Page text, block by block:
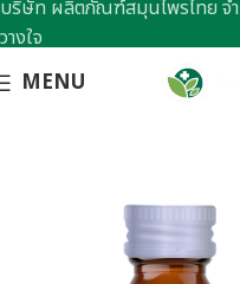
MENU
บริษัท ผลิตภัณฑ์สมุนไพรไทย จ
วางใจ